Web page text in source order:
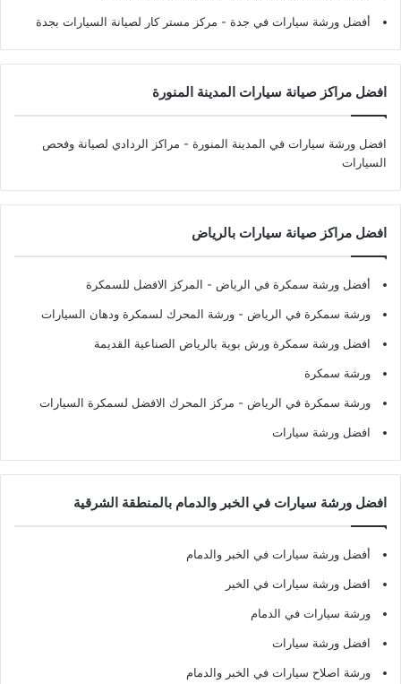
أفضل ورشة سيارات في جدة - مركز مستر كار لصيانة السيارات بجدة
افضل مراكز صيانة سيارات المدينة المنورة
افضل ورشة سيارات في المدينة المنورة - مراكز الردادي لصيانة وفحص
السيارات
افضل مراكز صيانة سيارات بالرياض
أفضل ورشة سمكرة في الرياض - المركز الافضل للسمكرة
ورشة سمكرة في الرياض - ورشة المحرك لسمكرة ودهان السيارات
افضل ورشة سمكرة ورش بوية بالرياض الصناعية القديمة
ورشة سمكرة
ورشة سمكرة في الرياض - مركز المحرك الافضل لسمكرة السيارات
افضل ورشة سيارات
افضل ورشة سيارات في الخبر والدمام بالمنطقة الشرقية
أفضل ورشة سيارات في الخبر والدمام
افضل ورشة سيارات في الخبر
ورشة سيارات في الدمام
افضل ورشة سيارات
ورشة اصلاح سيارات في الخبر والدمام